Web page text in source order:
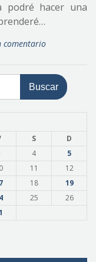
podré hacer una
comentario
S
D
4
5
11
12
18
19
25
26